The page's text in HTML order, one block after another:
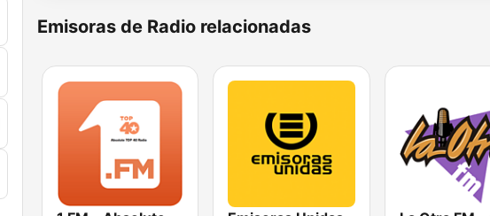
Emisoras de Radio relacionadas